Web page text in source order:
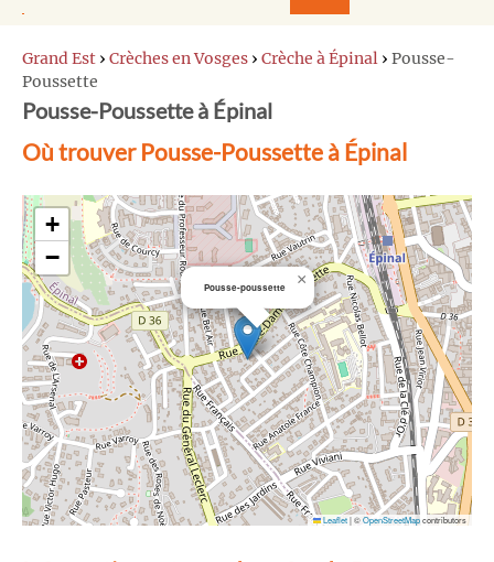
Grand Est › Crèches en Vosges › Crèche à Épinal › Pousse-
Poussette
Pousse-Poussette à Épinal
Où trouver Pousse-Poussette à Épinal
Pousse-poussette ×
+
−
Leaflet|©OpenStreetMapcontributors